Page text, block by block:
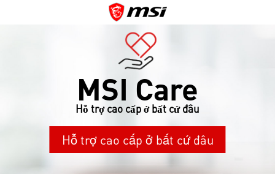
MSI Care
Hỗ trợ cao cấp ở bất cứ đâu
Hỗ trợ cao cấp ở bất cứ đâu